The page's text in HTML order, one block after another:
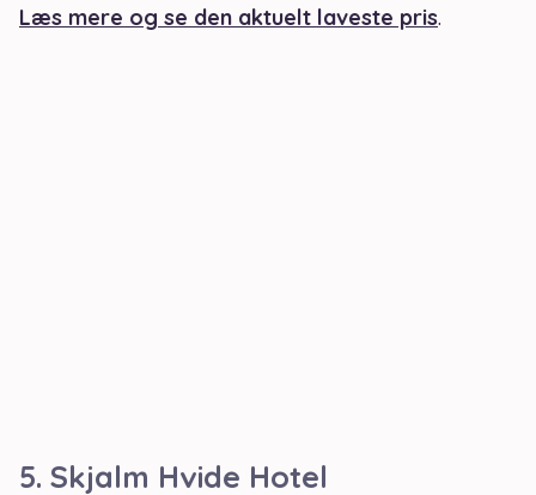
Læs mere og se den aktuelt laveste pris.
5. Skjalm Hvide Hotel